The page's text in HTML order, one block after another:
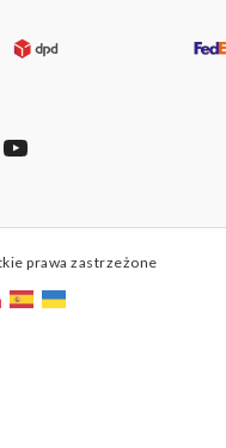
YouTube
prawa zastrzeżone